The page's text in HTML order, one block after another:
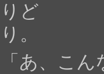
りど
り。
「あ、こ